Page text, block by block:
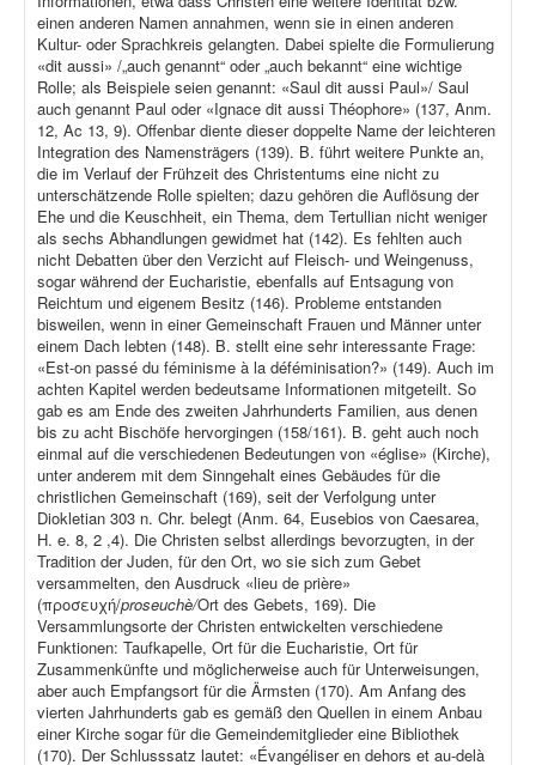
einen anderen Namen annahmen, wenn sie in einen anderen
Kultur- oder Sprachkreis gelangten. Dabei spielte die Formulierung
«dit aussi» /„auch genannt“ oder „auch bekannt“ eine wichtige
Rolle; als Beispiele seien genannt: «Saul dit aussi Paul»/ Saul
auch genannt Paul oder «Ignace dit aussi Théophore» (137, Anm.
12, Ac 13, 9). Offenbar diente dieser doppelte Name der leichteren
Integration des Namensträgers (139). B. führt weitere Punkte an,
die im Verlauf der Frühzeit des Christentums eine nicht zu
unterschätzende Rolle spielten; dazu gehören die Auflösung der
Ehe und die Keuschheit, ein Thema, dem Tertullian nicht weniger
als sechs Abhandlungen gewidmet hat (142). Es fehlten auch
nicht Debatten über den Verzicht auf Fleisch- und Weingenuss,
sogar während der Eucharistie, ebenfalls auf Entsagung von
Reichtum und eigenem Besitz (146). Probleme entstanden
bisweilen, wenn in einer Gemeinschaft Frauen und Männer unter
einem Dach lebten (148). B. stellt eine sehr interessante Frage:
«Est-on passé du féminisme à la déféminisation?» (149). Auch im
achten Kapitel werden bedeutsame Informationen mitgeteilt. So
gab es am Ende des zweiten Jahrhunderts Familien, aus denen
bis zu acht Bischöfe hervorgingen (158/161). B. geht auch noch
einmal auf die verschiedenen Bedeutungen von «église» (Kirche),
unter anderem mit dem Sinngehalt eines Gebäudes für die
christlichen Gemeinschaft (169), seit der Verfolgung unter
Diokletian 303 n. Chr. belegt (Anm. 64, Eusebios von Caesarea,
H. e. 8, 2 ,4). Die Christen selbst allerdings bevorzugten, in der
Tradition der Juden, für den Ort, wo sie sich zum Gebet
versammelten, den Ausdruck «lieu de prière»
(προσευχή/proseuchè/Ort des Gebets, 169). Die
Versammlungsorte der Christen entwickelten verschiedene
Funktionen: Taufkapelle, Ort für die Eucharistie, Ort für
Zusammenkünfte und möglicherweise auch für Unterweisungen,
aber auch Empfangsort für die Ärmsten (170). Am Anfang des
vierten Jahrhunderts gab es gemäß den Quellen in einem Anbau
einer Kirche sogar für die Gemeindemitglieder eine Bibliothek
(170). Der Schlusssatz lautet: «Évangéliser en dehors et au-delà